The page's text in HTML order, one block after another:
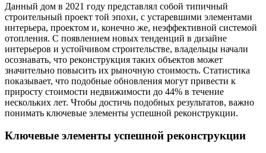
Данный дом в 2021 году представлял собой типичный
строительный проект той эпохи, с устаревшими элементами
интерьера, проектом и, конечно же, неэффективной системой
отопления. С появлением новых тенденций в дизайне
интерьеров и устойчивом строительстве, владельцы начали
осознавать, что реконструкция таких объектов может
значительно повысить их рыночную стоимость. Статистика
показывает, что подобные обновления могут привести к
приросту стоимости недвижимости до 44% в течение
нескольких лет. Чтобы достичь подобных результатов, важно
понимать ключевые элементы успешной реконструкции.
Ключевые элементы успешной реконструкции